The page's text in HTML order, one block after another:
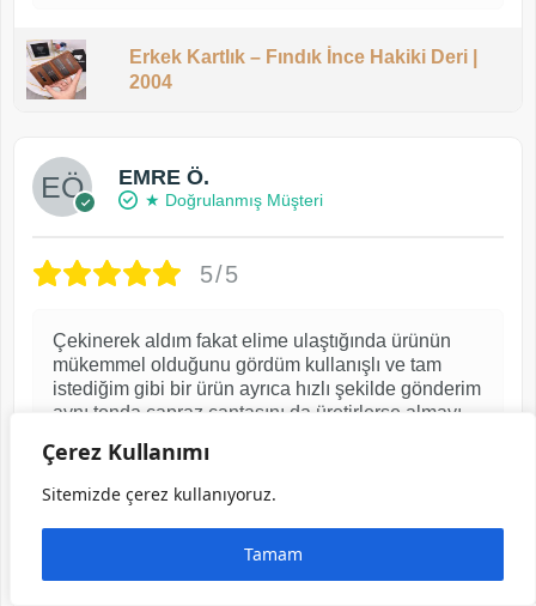
Çerez Kullanımı
Sitemizde çerez kullanıyoruz.
Tamam
Erkek Kartlık – Fındık İnce Hakiki Deri |
2004
EMRE Ö.
★ Doğrulanmış Müşteri
5/5
Çekinerek aldım fakat elime ulaştığında ürünün
mükemmel olduğunu gördüm kullanışlı ve tam
istediğim gibi bir ürün ayrıca hızlı şekilde gönderim
aynı tonda çapraz çantasını da üretirlerse almayı
firma
2 ay önce